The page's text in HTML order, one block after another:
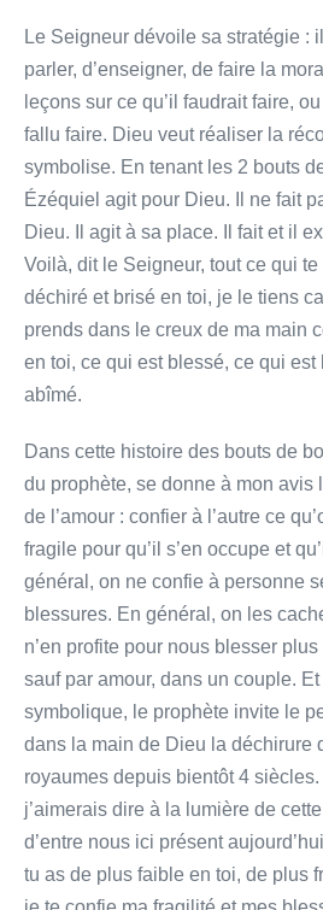
Le Seigneur dévoile sa stratégie :
parler, d’enseigner, de faire la
leçons sur ce qu’il faudrait faire,
fallu faire. Dieu veut réaliser la
symbolise. En tenant les 2 bouts
Ézéquiel agit pour Dieu. Il ne fait
Dieu. Il agit à sa place. Il fait et il
Voilà, dit le Seigneur, tout ce qui
déchiré et brisé en toi, je le tiens
prends dans le creux de ma main
en toi, ce qui est blessé, ce qui est
abîmé.
Dans cette histoire des bouts de
du prophète, se donne à mon avis
de l’amour : confier à l’autre ce
fragile pour qu’il s’en occupe et
général, on ne confie à personne
blessures. En général, on les
n’en profite pour nous blesser
sauf par amour, dans un couple.
symbolique, le prophète invite le
dans la main de Dieu la déchirure
royaumes depuis bientôt 4
j’aimerais dire à la lumière de
d’entre nous ici présent
tu as de plus faible en toi, de plus